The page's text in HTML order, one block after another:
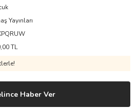
Yayınları
TL
Haber Ver